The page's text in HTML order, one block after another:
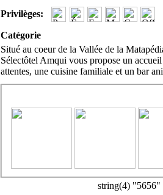
Privilèges:
Catégorie
Situé au coeur de la Vallée de la
Sélectôtel Amqui vous propose un
attentes, une cuisine familiale et un bar
string(4) "5656"